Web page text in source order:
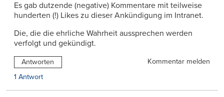
Es gab dutzende (negative) Kommentare mit teilweise
hunderten (!) Likes zu dieser Ankündigung im Intranet.
Die, die die ehrliche Wahrheit aussprechen werden
verfolgt und gekündigt.
Antworten
Kommentar melden
1 Antwort